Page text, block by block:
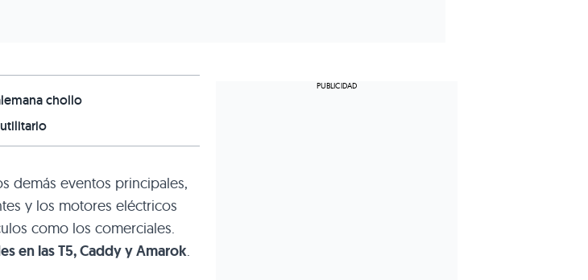
chollo
demás eventos principales,
y los motores eléctricos
como los comerciales.
en las T5, Caddy y Amarok.